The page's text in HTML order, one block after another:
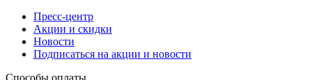
Пресс-центр
Акции и скидки
Новости
Подписаться на акции и новости